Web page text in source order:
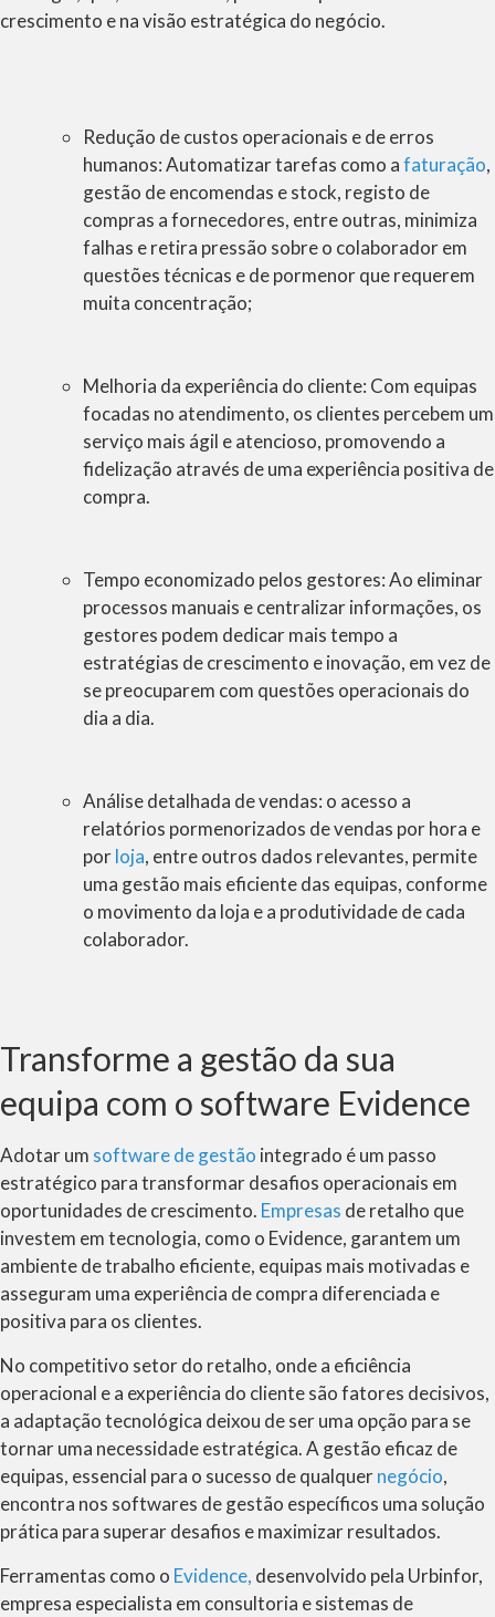
crescimento e na visão estratégica do negócio.
Redução de custos operacionais e de erros
humanos: Automatizar tarefas como afaturação,
gestão de encomendas e stock, registo de
compras a fornecedores, entre outras, minimiza
falhas e retira pressão sobre o colaborador em
questões técnicas e de pormenor que requerem
muita concentração;
Melhoria da experiência do cliente: Com equipas
focadas no atendimento, os clientes percebem um
serviço mais ágil e atencioso, promovendo a
fidelização através de uma experiência positiva de
compra.
Tempo economizado pelos gestores: Ao eliminar
processos manuais e centralizar informações, os
gestores podem dedicar mais tempo a
estratégias de crescimento e inovação, em vez de
se preocuparem com questões operacionais do
dia a dia.
Análise detalhada de vendas: o acesso a
relatórios pormenorizados de vendas por hora e
porloja, entre outros dados relevantes, permite
uma gestão mais eficiente das equipas, conforme
o movimento da loja e a produtividade de cada
colaborador.
Transforme a gestão da sua
equipa com o software Evidence
Adotar um software de gestão integrado é um passo
estratégico para transformar desafios operacionais em
oportunidades de crescimento. Empresas de retalho que
investem em tecnologia, como o Evidence, garantem um
ambiente de trabalho eficiente, equipas mais motivadas e
asseguram uma experiência de compra diferenciada e
positiva para os clientes.
No competitivo setor do retalho, onde a eficiência
operacional e a experiência do cliente são fatores decisivos,
a adaptação tecnológica deixou de ser uma opção para se
tornar uma necessidade estratégica. A gestão eficaz de
equipas, essencial para o sucesso de qualquernegócio,
encontra nos softwares de gestão específicos uma solução
prática para superar desafios e maximizar resultados.
Ferramentas como o Evidence, desenvolvido pela Urbinfor,
empresa especialista em consultoria e sistemas de